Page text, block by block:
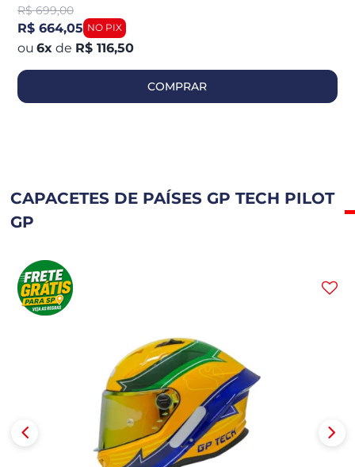
R$ 699,00
R$ 664,05
6x de R$ 116,50
COMPRAR
CAPACETES DE PAÍSES GP TECH PILOT
GP